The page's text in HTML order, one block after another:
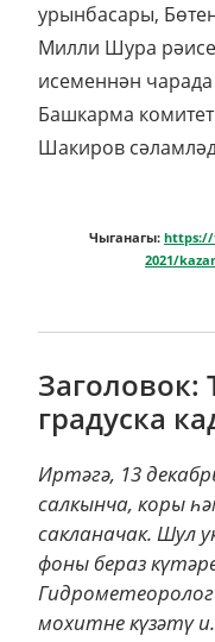
урынбасары,
Милли Шура
исеменнән
Башкарма
Шакиров
Чыганагы: https://
2021/
Заголовок:
градуска
Иртәгә, 13
салкынча, коры
сакланачак. Шул
фоны бераз
мохитне күзәтү